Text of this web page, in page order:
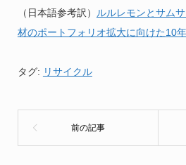
（日本語参考訳） ルルレモンとサム
材のポートフォリオ拡大に向けた10
タグ: リサイクル